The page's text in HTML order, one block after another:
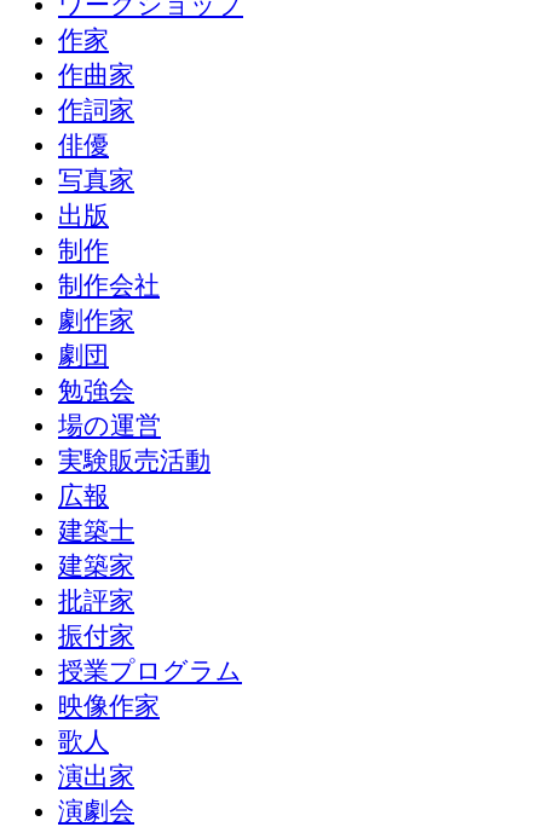
作家
作曲家
作詞家
俳優
写真家
出版
制作
制作会社
劇作家
劇団
勉強会
場の運営
実験販売活動
広報
建築士
建築家
批評家
振付家
授業プログラム
映像作家
歌人
演出家
演劇会